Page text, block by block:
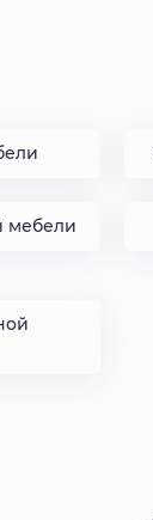
мебели